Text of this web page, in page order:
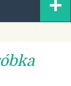
content